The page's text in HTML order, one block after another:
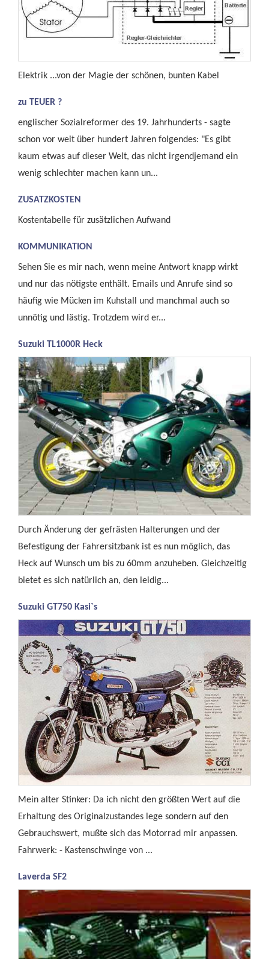
Elektrik ...von der Magie der schönen, bunten Kabel
zu TEUER ?
englischer Sozialreformer des 19. Jahrhunderts - sagte
schon vor weit über hundert Jahren folgendes: "Es gibt
kaum etwas auf dieser Welt, das nicht irgendjemand ein
wenig schlechter machen kann un...
ZUSATZKOSTEN
Kostentabelle für zusätzlichen Aufwand
KOMMUNIKATION
Sehen Sie es mir nach, wenn meine Antwort knapp wirkt
und nur das nötigste enthält. Emails und Anrufe sind so
häufig wie Mücken im Kuhstall und manchmal auch so
unnötig und lästig. Trotzdem wird er...
Suzuki TL1000R Heck
Durch Änderung der gefrästen Halterungen und der
Befestigung der Fahrersitzbank ist es nun möglich, das
Heck auf Wunsch um bis zu 60mm anzuheben. Gleichzeitig
bietet es sich natürlich an, den leidig...
Suzuki GT750 Kasi`s
Mein alter Stinker: Da ich nicht den größten Wert auf die
Erhaltung des Originalzustandes lege sondern auf den
Gebrauchswert, mußte sich das Motorrad mir anpassen.
Fahrwerk: - Kastenschwinge von ...
Laverda SF2